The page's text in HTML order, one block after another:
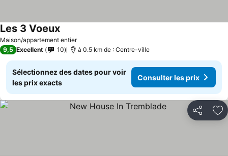
Maison/appartement entier
Les 3 Voeux
9,5 Excellent 10 à 0.5 km de : Centre-ville
Sélectionnez des dates pour voir
les prix exacts
Consulter les prix
Partager